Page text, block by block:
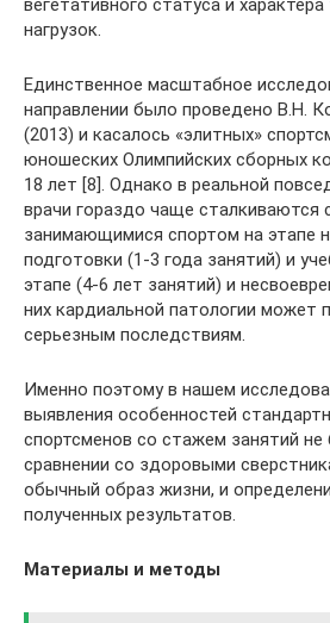
нагрузок.
Единственное масштабное
направлении было проведено В.Н.
(2013) и касалось «элитных»
юношеских Олимпийских сборных
18 лет [8]. Однако в реальной
врачи гораздо чаще сталкиваются
занимающимися спортом на этапе
подготовки (1-3 года занятий) и
этапе (4-6 лет занятий) и
них кардиальной патологии может
серьезным последствиям.
Именно поэтому в нашем
выявления особенностей
спортсменов со стажем занятий не
сравнении со здоровыми
обычный образ жизни, и
полученных результатов.
Материалы и методы